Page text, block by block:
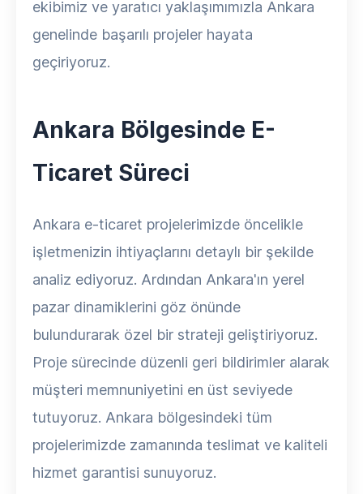
ekibimiz ve yaratıcı yaklaşımımızla Ankara
genelinde başarılı projeler hayata
geçiriyoruz.
Ankara Bölgesinde E-
Ticaret Süreci
Ankara e-ticaret projelerimizde öncelikle
işletmenizin ihtiyaçlarını detaylı bir şekilde
analiz ediyoruz. Ardından Ankara'ın yerel
pazar dinamiklerini göz önünde
bulundurarak özel bir strateji geliştiriyoruz.
Proje sürecinde düzenli geri bildirimler alarak
müşteri memnuniyetini en üst seviyede
tutuyoruz. Ankara bölgesindeki tüm
projelerimizde zamanında teslimat ve kaliteli
hizmet garantisi sunuyoruz.